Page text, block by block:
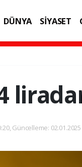
DÜNYA SİYASET
Güncelleme: 02.01.2025